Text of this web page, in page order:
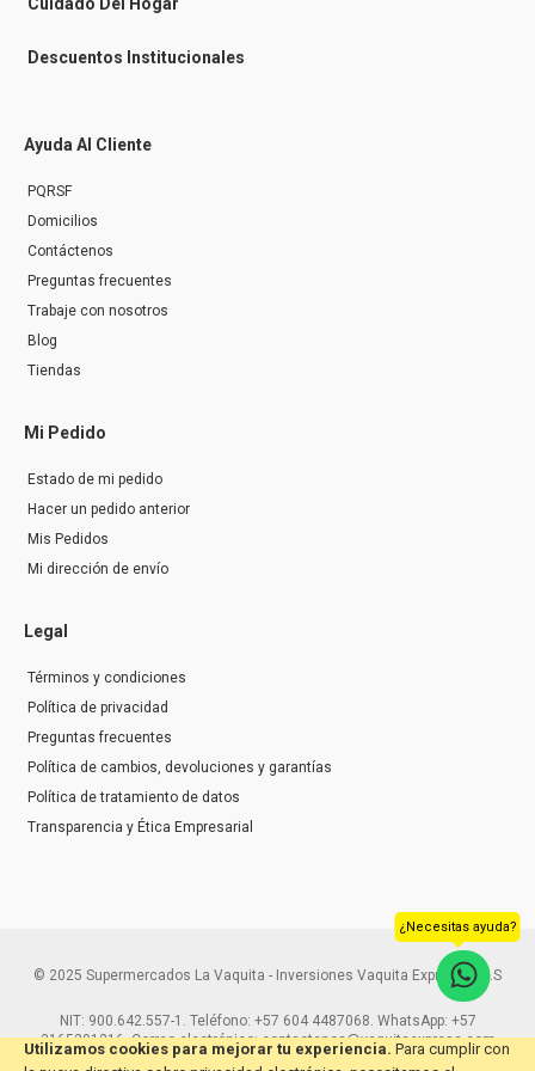
Utilizamos cookies para mejorar tu experiencia. Para cumplir con
Cuidado Del Hogar
Descuentos Institucionales
Ayuda Al Cliente
PQRSF
Domicilios
Contáctenos
Preguntas frecuentes
Trabaje con nosotros
Blog
Tiendas
Mi Pedido
Estado de mi pedido
Hacer un pedido anterior
Mis Pedidos
Mi dirección de envío
Legal
Términos y condiciones
Política de privacidad
Preguntas frecuentes
Política de cambios, devoluciones y garantías
Política de tratamiento de datos
Transparencia y Ética Empresarial
© 2025 Supermercados La Vaquita - Inversiones Vaquita Express S.A.S
NIT: 900.642.557-1. Teléfono: +57 604 4487068. WhatsApp: +57
3165291216. Correo electrónico: contactenos@vaquitaexpress.com
¿Necesitas ayuda?